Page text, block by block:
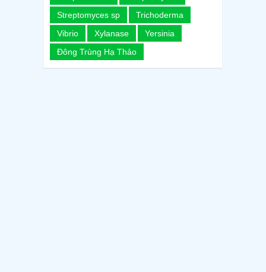
Streptomyces sp
Trichoderma
Vibrio
Xylanase
Yersinia
Đông Trùng Hạ Thảo